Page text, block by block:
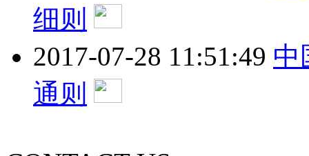
细则
2017-07-28 11:51:49 中
通则